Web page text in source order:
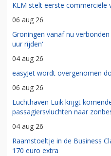
KLM stelt eerste commerciële
06 aug 26
Groningen vanaf nu
uur rijden'
04 aug 26
easyJet wordt overgenomen
06 aug 26
Luchthaven Luik krijgt
passagiersvluchten naar
04 aug 26
Raamstoeltje in de Business
170 euro extra